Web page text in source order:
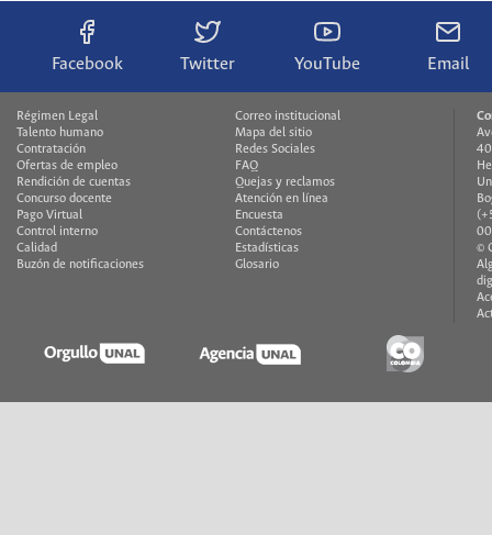
Facebook Twitter YouTube Email
Régimen Legal
Talento humano
Contratación
Ofertas de empleo
Rendición de cuentas
Concurso docente
Pago Virtual
Control interno
Calidad
Buzón de notificaciones
Correo institucional
Mapa del sitio
Redes Sociales
FAQ
Quejas y reclamos
Atención en línea
Encuesta
Contáctenos
Estadísticas
Glosario
©